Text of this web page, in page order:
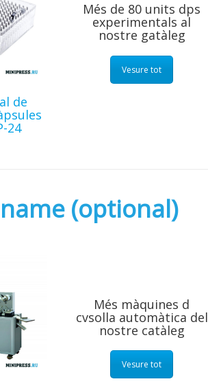
de
24
Més de 80 units dps
experimentals al
nostre gatàleg
Vesure tot
(optional)
Més màquines d
cvsolla automàtica del
nostre catàleg
Vesure tot